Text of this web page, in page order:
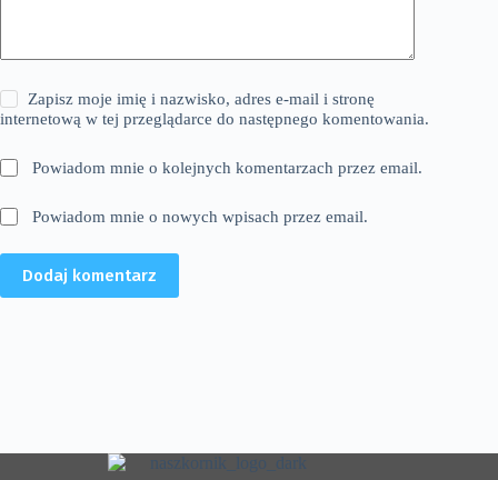
Zapisz moje imię i nazwisko, adres e-mail i stronę
internetową w tej przeglądarce do następnego komentowania.
Powiadom mnie o kolejnych komentarzach przez email.
Powiadom mnie o nowych wpisach przez email.
Dodaj komentarz